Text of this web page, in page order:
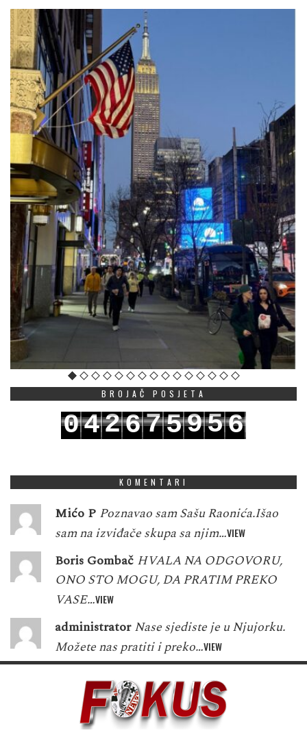
BROJAČ POSJETA
042675956
KOMENTARI
Mićo P Poznavao sam Sašu Raonića.Išao
sam na izviđače skupa sa njim…VIEW
Boris Gombač HVALA NA ODGOVORU,
ONO STO MOGU, DA PRATIM PREKO
VASE…VIEW
administrator Nase sjediste je u Njujorku.
Možete nas pratiti i preko…VIEW